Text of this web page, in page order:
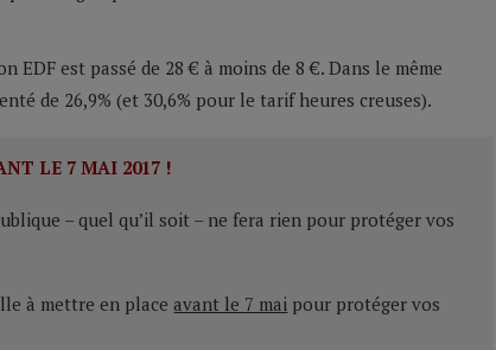
EDF est passé de 28 € à moins de 8 €. Dans le même
de 26,9% (et 30,6% pour le tarif heures creuses).
LE 7 MAI 2017 !
– quel qu’il soit – ne fera rien pour protéger vos
à mettre en placeavant le 7 mai pour protéger vos